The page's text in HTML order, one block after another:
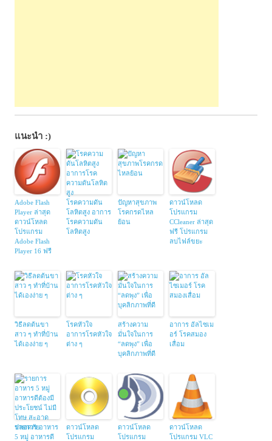
แนะนำ :)
Adobe Flash
Player ล่าสุด
ดาวน์โหลด
โปรแกรม
Adobe Flash
Player 16 ฟรี
โรคความดัน
โลหิตสูง อาการ
โรคความดัน
โลหิตสูง
ปัญหาสุขภาพ
โรคกรดไหล
ย้อน
ดาวน์โหลด
โปรแกรม
CCleaner ล่าสุด
ฟรี โปรแกรม
ลบไฟล์ขยะ
วิธีลดต้นขา
สาว ๆ ทำที่บ้าน
ได้เองง่าย ๆ
โรคหัวใจ
อาการโรคหัวใจ
ต่าง ๆ
สร้างความ
มั่นใจในการ
“ลดพุง” เพื่อ
บุคลิกภาพที่ดี
อาการ อัลไซเม
อร์ โรคสมอง
เสื่อม
รายการ อาหาร
5 หมู่ อาหารดี
ดาวน์โหลด
โปรแกรม
ดาวน์โหลด
โปรแกรม
ดาวน์โหลด
โปรแกรม VLC